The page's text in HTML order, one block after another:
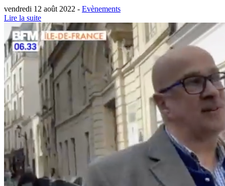
vendredi 12 août 2022 - Evènements
Lire la suite